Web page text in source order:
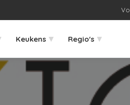
Keukens ▾ Regio's ▾